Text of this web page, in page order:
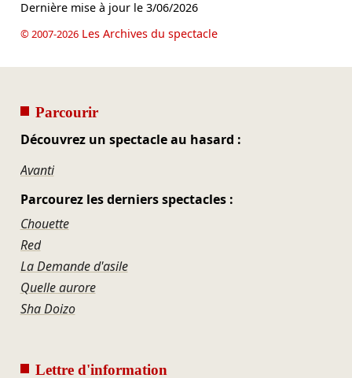
Dernière mise à jour le 3/06/2026
© 2007-2026Les Archives du spectacle
Parcourir
Découvrez un spectacle au hasard :
Avanti
Parcourez les derniers spectacles :
Chouette
Red
La Demande d'asile
Quelle aurore
Sha Doizo
Lettre d'information